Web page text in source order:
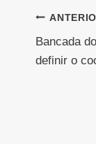
de
Bancada
definir o